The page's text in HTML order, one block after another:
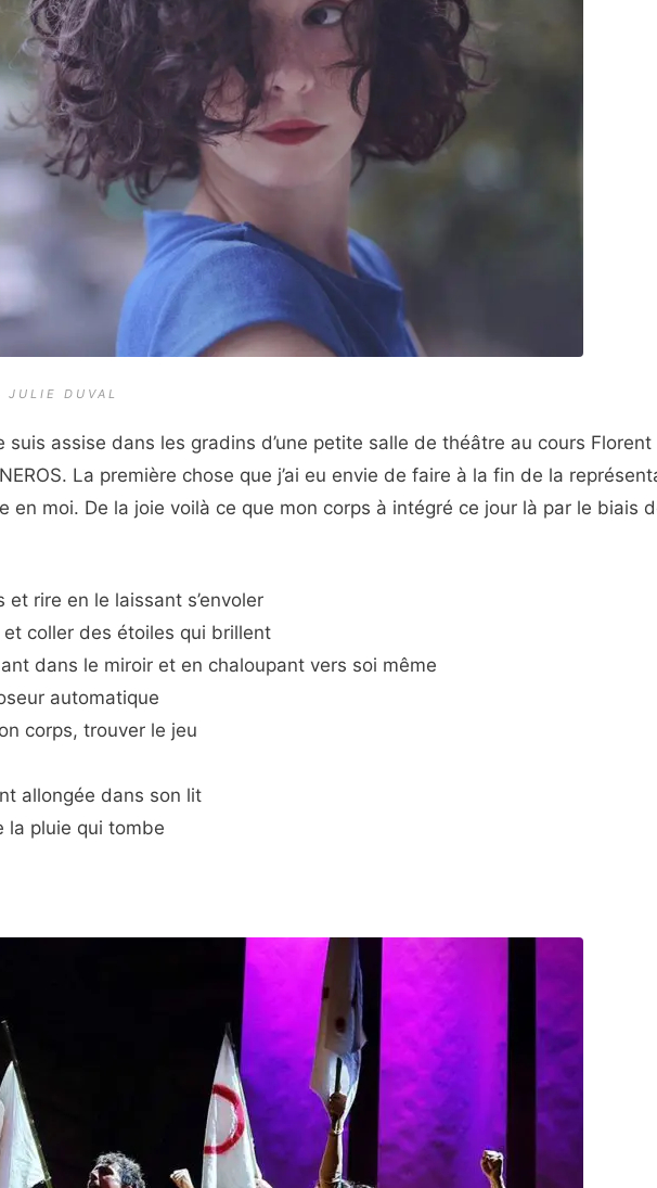
JULIE DUVAL
assise dans les gradins d’une petite salle de théâtre au cours Florent
La première chose que j’ai eu envie de faire à la fin de la
en moi. De la joie voilà ce que mon corps à intégré ce jour là par le biais
rire en le laissant s’envoler
coller des étoiles qui brillent
dans le miroir et en chaloupant vers soi même
automatique
corps, trouver le jeu
allongée dans son lit
la pluie qui tombe